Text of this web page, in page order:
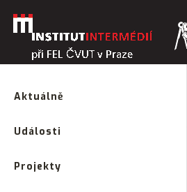
Aktuálně
Události
Projekty